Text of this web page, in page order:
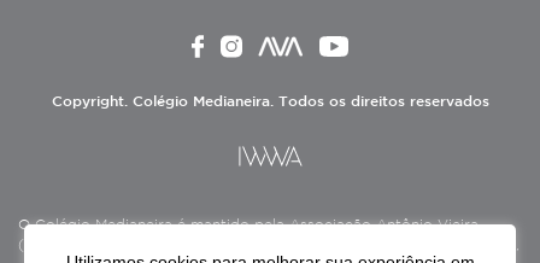
Copyright. Colégio Medianeira. Todos os direitos reservados
O Colégio Medianeira é mantido pela Associação Antônio Vieira
(ASAV), instituição de direito privado sem fins lucrativos, filantrópica,